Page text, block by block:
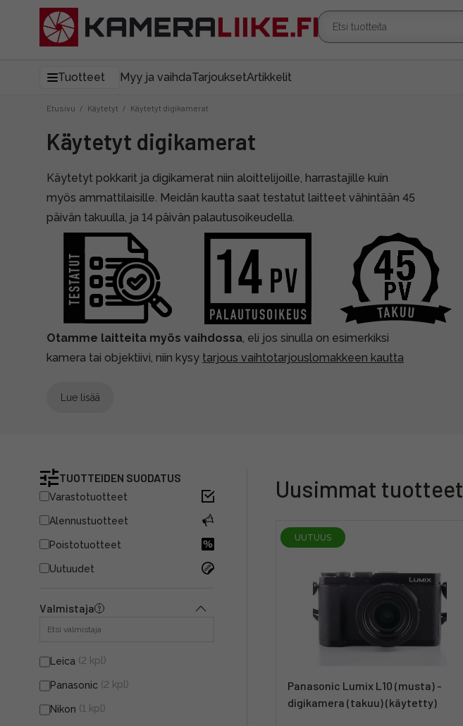
Tuotteet Myy ja vaihdaTarjouksetArtikkelit
Etusivu / Käytetyt / Käytetyt digikamerat
Käytetyt digikamerat
Käytetyt pokkarit ja digikamerat niin aloittelijoille, harrastajille kuin
myös ammattilaisille. Meidän kautta saat testatut laitteet vähintään 45
päivän takuulla, ja 14 päivän palautusoikeudella.
Otamme laitteita myös vaihdossa, eli jos sinulla on esimerkiksi
kamera tai objektiivi, niin kysy tarjous vaihtotarjouslomakkeen kautta
Lue lisää
TUOTTEIDEN SUODATUS
Varastotuotteet
Alennustuotteet
Poistotuotteet
Uutuudet
Valmistaja
Leica (2 kpl)
Panasonic (2 kpl)
Nikon (1 kpl)
Uusimmat tuotteet
UUTUUS
Panasonic Lumix L10 (musta) -
digikamera (takuu) (käytetty)